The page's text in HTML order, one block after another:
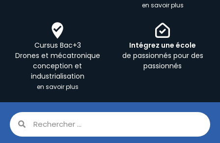
en savoir plus
Cursus Bac+3
Drones et mécatronique
conception et
industrialisation
en savoir plus
Intégrez une école
de passionnés pour des
passionnés